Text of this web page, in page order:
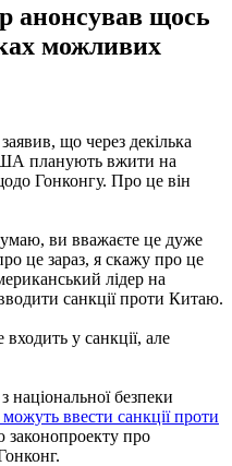
анонсував щось
можливих
що через декілька
планують вжити на
Гонконгу. Про це він
ви вважаєте це дуже
це зараз, я скажу про це
лідер на
санкції проти Китаю.
у санкції, але
безпеки
ввести санкції проти
про